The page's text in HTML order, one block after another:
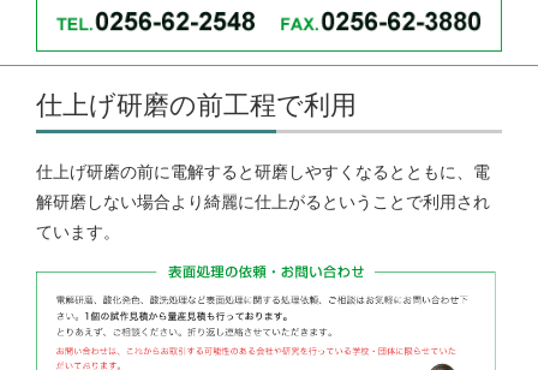
コンテンツに移動
仕上げ研磨の前工程で利用
仕上げ研磨の前に電解すると研磨しやすくなるとともに、電
解研磨しない場合より綺麗に仕上がるということで利用され
ています。